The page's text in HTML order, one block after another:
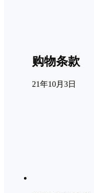
购物条款
21年10月3日